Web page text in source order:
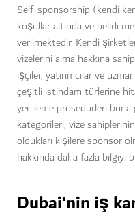
Self-sponsorship (kendi
koşullar altında ve belirli
verilmektedir. Kendi
vizelerini alma hakkına
işçiler, yatırımcılar ve
çeşitli istihdam türlerine
yenileme prosedürleri
kategorileri, vize
oldukları kişilere sponsor
hakkında daha fazla bilgiyi
Dubai'nin iş